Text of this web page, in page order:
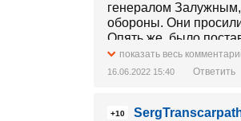
генералом
обороны. Они
Опять же, было
систем, чем танков в
боевых машин
ракетная, либо
показать весь
16.06.2022 15:40 Ответить
+10